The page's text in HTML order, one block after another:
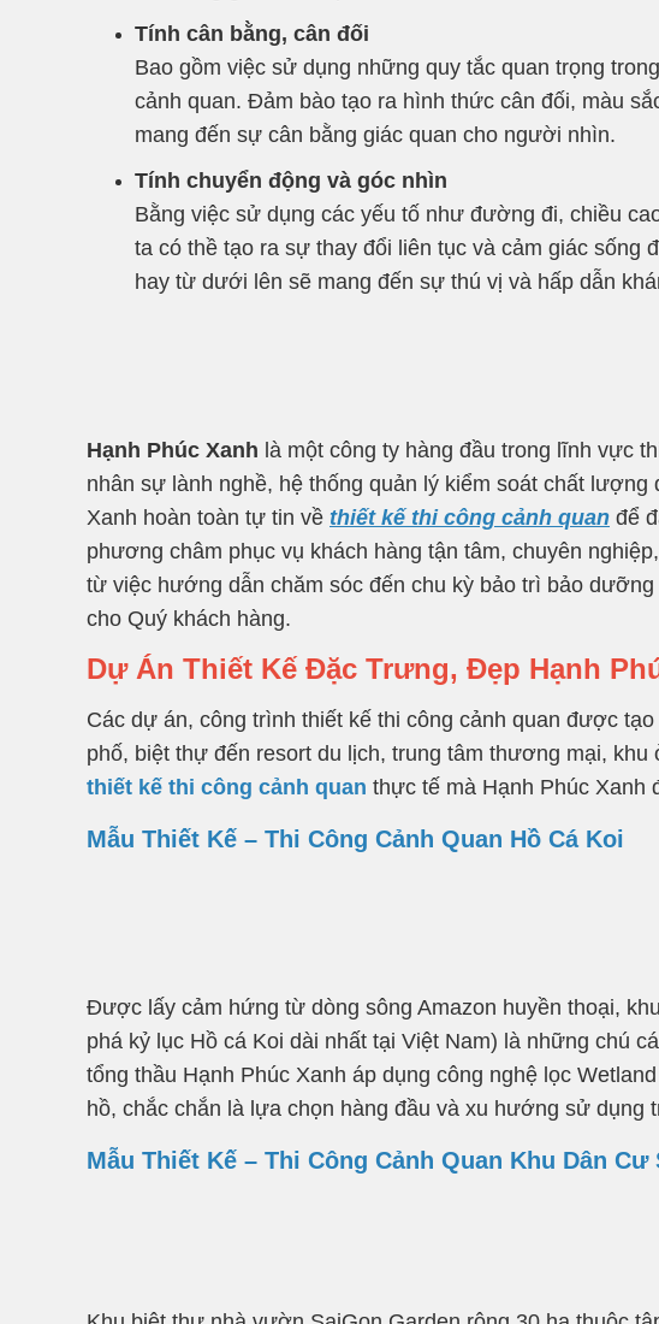
Tính cân bằng, cân đối
Bao gồm việc sử dụng những quy tắc quan trọng
cảnh quan. Đảm bào tạo ra hình thức cân đối, màu
mang đến sự cân bằng giác quan cho người nhìn.
Tính chuyển động và góc nhìn
Bằng việc sử dụng các yếu tố như đường đi, chiều
ta có thề tạo ra sự thay đổi liên tục và cảm giác sống
hay từ dưới lên sẽ mang đến sự thú vị và hấp dẫn
Hạnh Phúc Xanh là một công ty hàng đầu trong lĩnh vực
nhân sự lành nghề, hệ thống quản lý kiểm soát chất
Xanh hoàn toàn tự tin về thiết kế thi công cảnh quan để
phương châm phục vụ khách hàng tận tâm, chuyên
từ việc hướng dẫn chăm sóc đến chu kỳ bảo trì bảo
cho Quý khách hàng.
Dự Án Thiết Kế Đặc Trưng, Đẹp Hạnh
Các dự án, công trình thiết kế thi công cảnh quan được
phố, biệt thự đến resort du lịch, trung tâm thương mại,
thiết kế thi công cảnh quan thực tế mà Hạnh Phúc Xanh
Mẫu Thiết Kế – Thi Công Cảnh Quan Hồ Cá Koi
Được lấy cảm hứng từ dòng sông Amazon huyền thoại,
phá kỷ lục Hồ cá Koi dài nhất tại Việt Nam) là những chú
tổng thầu Hạnh Phúc Xanh áp dụng công nghệ lọc
hồ, chắc chắn là lựa chọn hàng đầu và xu hướng sử dụng
Mẫu Thiết Kế – Thi Công Cảnh Quan Khu Dân Cư